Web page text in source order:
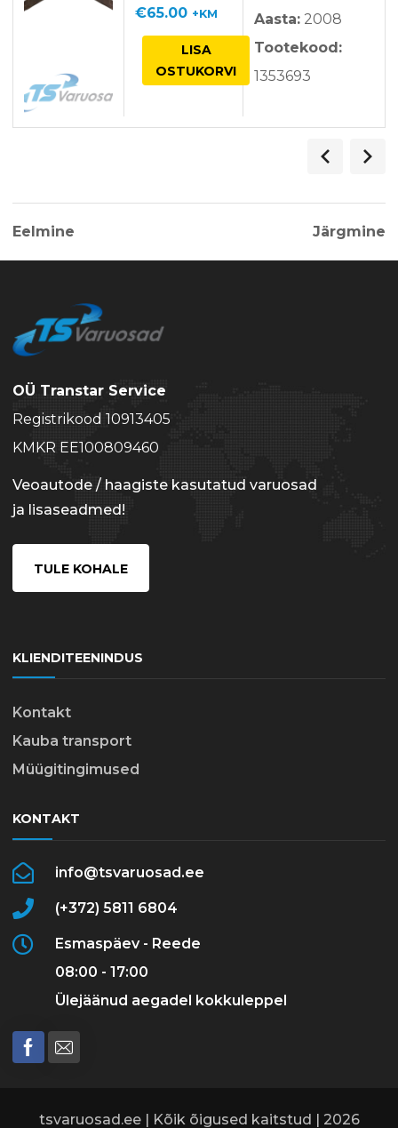
Algne
hind
€65.00Praegune
hind
on:
+KM
LISA
OSTUKORVI
Aasta: 2008
Tootekood:
1353693
Eelmine Järgmine
OÜ Transtar Service
Registrikood 10913405
KMKR EE100809460
Veoautode / haagiste kasutatud varuosad
ja lisaseadmed!
TULE KOHALE
KLIENDITEENINDUS
Kontakt
Kauba transport
Müügitingimused
KONTAKT
info@tsvaruosad.ee
(+372) 5811 6804
Esmaspäev - Reede
08:00 - 17:00
Ülejäänud aegadel kokkuleppel
tsvaruosad.ee | Kõik õigused kaitstud | 2026